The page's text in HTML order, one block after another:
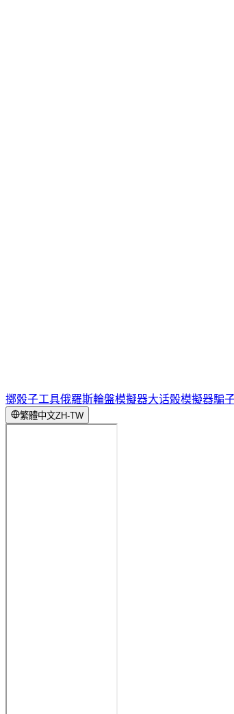
擲骰子工具俄羅斯輪盤模擬器大话骰模擬器騙
繁體中文ZH-TW